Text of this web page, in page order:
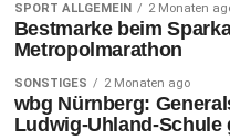
SPORT ALLGEMEIN 2 Monaten
Bestmarke beim
Metropolmarathon
SONSTIGES 2 Monaten ago
wbg Nürnberg:
Ludwig-Uhland-Schule